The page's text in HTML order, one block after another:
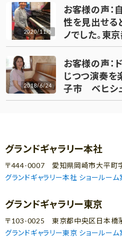
2020/11/5
お客様の声：
性を見出せる
ノでした。
2018/6/24
お客様の声：
じつつ演奏を
子市 ベヒシ
グランドギャラリー本社
〒444-0007 愛知県岡崎市大平町字
グランドギャラリー本社 ショールーム
グランドギャラリー東京
〒103-0025 東京都中央区日本橋茅
グランドギャラリー東京 ショールーム